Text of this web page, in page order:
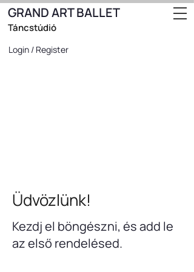
GRAND ART BALLET
Táncstúdió
Login / Register
Üdvözlünk!
Kezdj el böngészni, és add le
az első rendelésed.